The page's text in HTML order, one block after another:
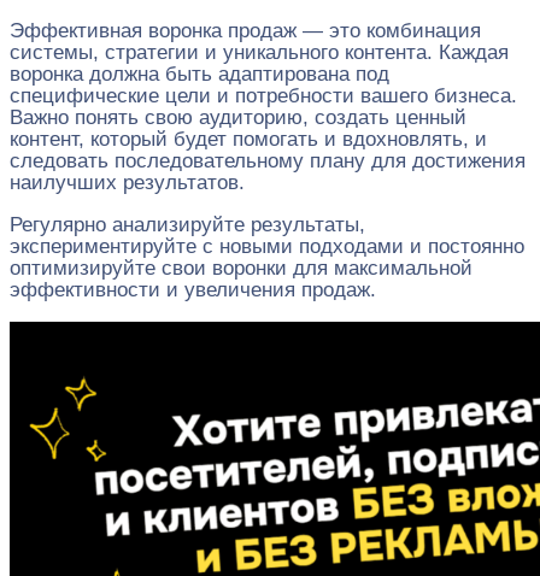
Эффективная воронка продаж — это комбинация
системы, стратегии и уникального контента. Каждая
воронка должна быть адаптирована под
специфические цели и потребности вашего бизнеса.
Важно понять свою аудиторию, создать ценный
контент, который будет помогать и вдохновлять, и
следовать последовательному плану для достижения
наилучших результатов.
Регулярно анализируйте результаты,
экспериментируйте с новыми подходами и постоянно
оптимизируйте свои воронки для максимальной
эффективности и увеличения продаж.